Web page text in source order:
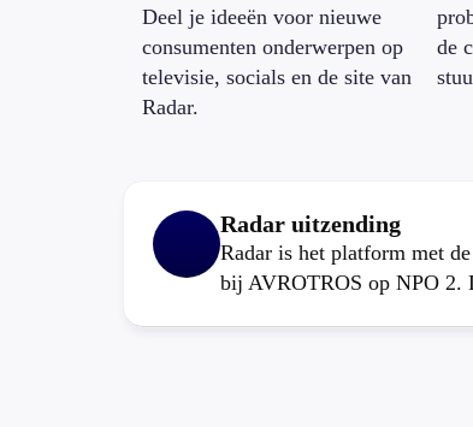
Deel je ideeën voor nieuwe
consumenten onderwerpen op
televisie, socials en de site van
Radar.
de
Radar uitzending
Radar is het platform met
bij AVROTROS op NPO 2.